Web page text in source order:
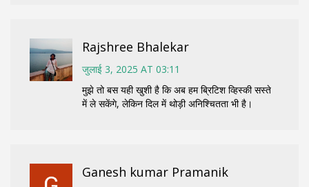
Rajshree Bhalekar
जुलाई 3, 2025 AT 03:11
मुझे तो बस यही खुशी है कि अब हम ब्रिटिश व्हिस्की सस्ते
में ले सकेंगे, लेकिन दिल में थोड़ी अनिश्चितता भी है।
Ganesh kumar Pramanik